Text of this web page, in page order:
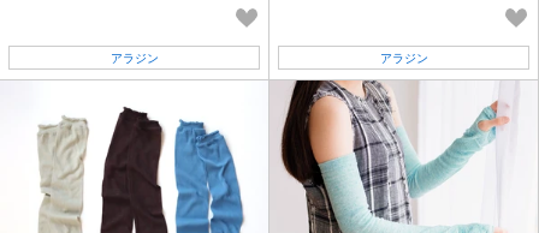
アラジン アラジン